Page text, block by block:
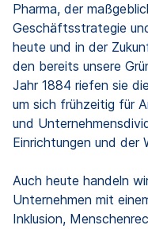
Pharma, der
Geschäftsstrategie
heute und in der
den bereits unsere
Jahr 1884 riefen sie
um sich frühzeitig für
und
Einrichtungen und der
Auch heute handeln
Unternehmen mit
Inklusion,